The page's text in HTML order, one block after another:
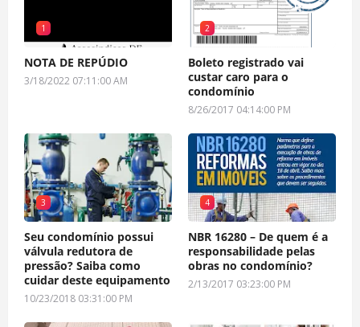
1
NOTA DE REPÚDIO
3/18/2022 07:11:00 AM
2
Boleto registrado vai
custar caro para o
condomínio
8/26/2017 04:14:00 PM
3
Seu condomínio possui
válvula redutora de
pressão? Saiba como
cuidar deste equipamento
10/23/2018 03:31:00 PM
4
NBR 16280 – De quem é a
responsabilidade pelas
obras no condomínio?
2/13/2017 03:23:00 PM